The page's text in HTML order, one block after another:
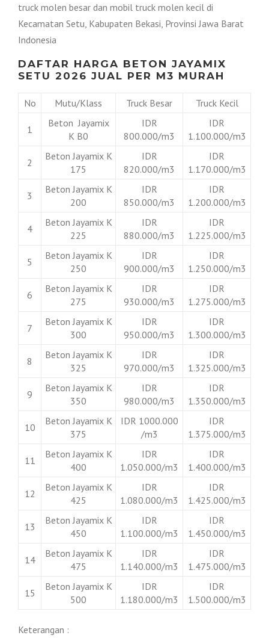
truck molen besar dan mobil truck molen kecil di
Kecamatan Setu, Kabupaten Bekasi, Provinsi Jawa Barat
Indonesia
DAFTAR HARGA BETON JAYAMIX
SETU 2026 JUAL PER M3 MURAH
No Mutu/Klass Truck Besar Truck Kecil
1
Beton Jayamix
K B0
IDR
800.000/m3
IDR
1.100.000/m3
2
Beton Jayamix K
175
IDR
820.000/m3
IDR
1.170.000/m3
3
Beton Jayamix K
200
IDR
850.000/m3
IDR
1.200.000/m3
4
Beton Jayamix K
225
IDR
880.000/m3
IDR
1.225.000/m3
5
Beton Jayamix K
250
IDR
900.000/m3
IDR
1.250.000/m3
6
Beton Jayamix K
275
IDR
930.000/m3
IDR
1.275.000/m3
7
Beton Jayamix K
300
IDR
950.000/m3
IDR
1.300.000/m3
8
Beton Jayamix K
325
IDR
970.000/m3
IDR
1.325.000/m3
9
Beton Jayamix K
350
IDR
980.000/m3
IDR
1.350.000/m3
10
Beton Jayamix K
375
IDR 1000.000
/m3
IDR
1.375.000/m3
11
Beton Jayamix K
400
IDR
1.050.000/m3
IDR
1.400.000/m3
12
Beton Jayamix K
425
IDR
1.080.000/m3
IDR
1.425.000/m3
13
Beton Jayamix K
450
IDR
1.100.000/m3
IDR
1.450.000/m3
14
Beton Jayamix K
475
IDR
1.140.000/m3
IDR
1.475.000/m3
15
Beton Jayamix K
500
IDR
1.180.000/m3
IDR
1.500.000/m3
Keterangan :